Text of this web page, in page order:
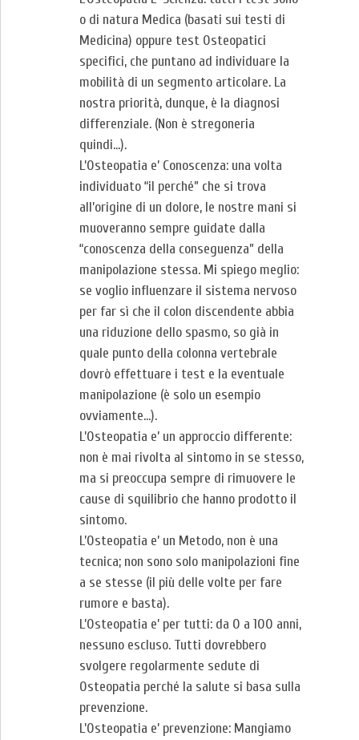
o di natura Medica (basati sui testi di
Medicina) oppure test Osteopatici
specifici, che puntano ad individuare la
mobilità di un segmento articolare. La
nostra priorità, dunque, è la diagnosi
differenziale. (Non è stregoneria
quindi…).
L’Osteopatia e’ Conoscenza: una volta
individuato “il perché” che si trova
all’origine di un dolore, le nostre mani si
muoveranno sempre guidate dalla
“conoscenza della conseguenza” della
manipolazione stessa. Mi spiego meglio:
se voglio influenzare il sistema nervoso
per far sì che il colon discendente abbia
una riduzione dello spasmo, so già in
quale punto della colonna vertebrale
dovrò effettuare i test e la eventuale
manipolazione (è solo un esempio
ovviamente…).
L’Osteopatia e’ un approccio differente:
non è mai rivolta al sintomo in se stesso,
ma si preoccupa sempre di rimuovere le
cause di squilibrio che hanno prodotto il
sintomo.
L’Osteopatia e’ un Metodo, non è una
tecnica; non sono solo manipolazioni fine
a se stesse (il più delle volte per fare
rumore e basta).
L’Osteopatia e’ per tutti: da 0 a 100 anni,
nessuno escluso. Tutti dovrebbero
svolgere regolarmente sedute di
Osteopatia perché la salute si basa sulla
prevenzione.
L’Osteopatia e’ prevenzione: Mangiamo